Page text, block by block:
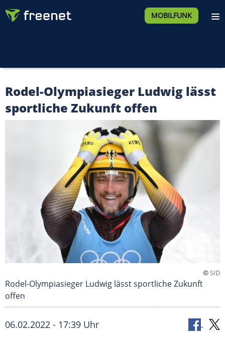
MOBILFUNK
Rodel-Olympiasieger Ludwig lässt
sportliche Zukunft offen
©SID
Rodel-Olympiasieger Ludwig lässt sportliche Zukunft
offen
06.02.2022 - 17:39 Uhr